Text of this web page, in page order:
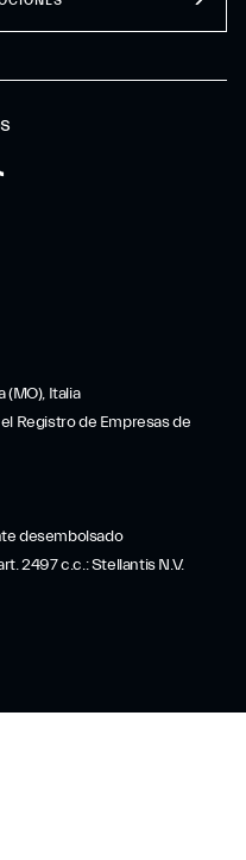
(MO), Italia
Registro de Empresas de
desembolsado
2497 c.c.: Stellantis N.V.